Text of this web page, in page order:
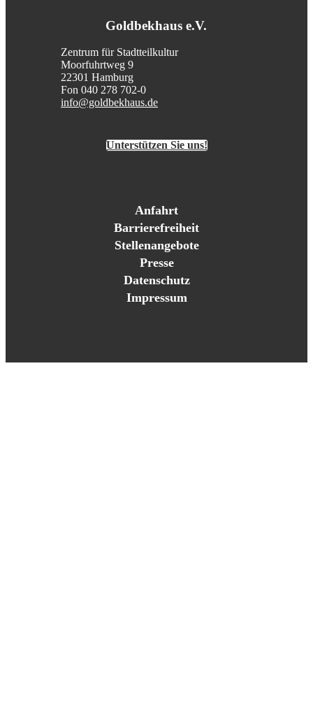
Goldbekhaus e.V.
Zentrum für Stadtteilkultur
Moorfuhrtweg 9
22301 Hamburg
Fon 040 278 702-0
info@goldbekhaus.de
Unterstützen Sie uns!
Anfahrt
Barrierefreiheit
Stellenangebote
Presse
Datenschutz
Impressum